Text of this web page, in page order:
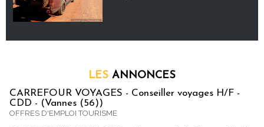
LES ANNONCES
CARREFOUR VOYAGES - Conseiller voyages H/F -
CDD - (Vannes (56))
OFFRES D'EMPLOI TOURISME